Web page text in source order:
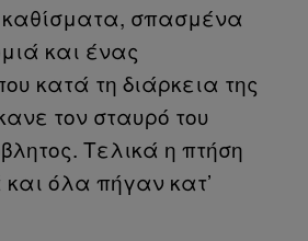
καθίσματα, σπασμένα
και ένας
κατά τη διάρκεια της
τον σταυρό του
Τελικά η πτήση
όλα πήγαν κατ’